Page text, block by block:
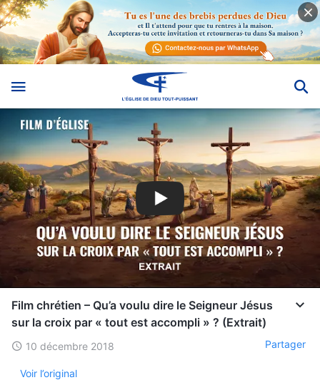
Film chrétien – Qu’a voulu dire le Seigneur Jésus
sur la croix par « tout est accompli » ? (Extrait)
10 décembre 2018 Partager
Voir l’original